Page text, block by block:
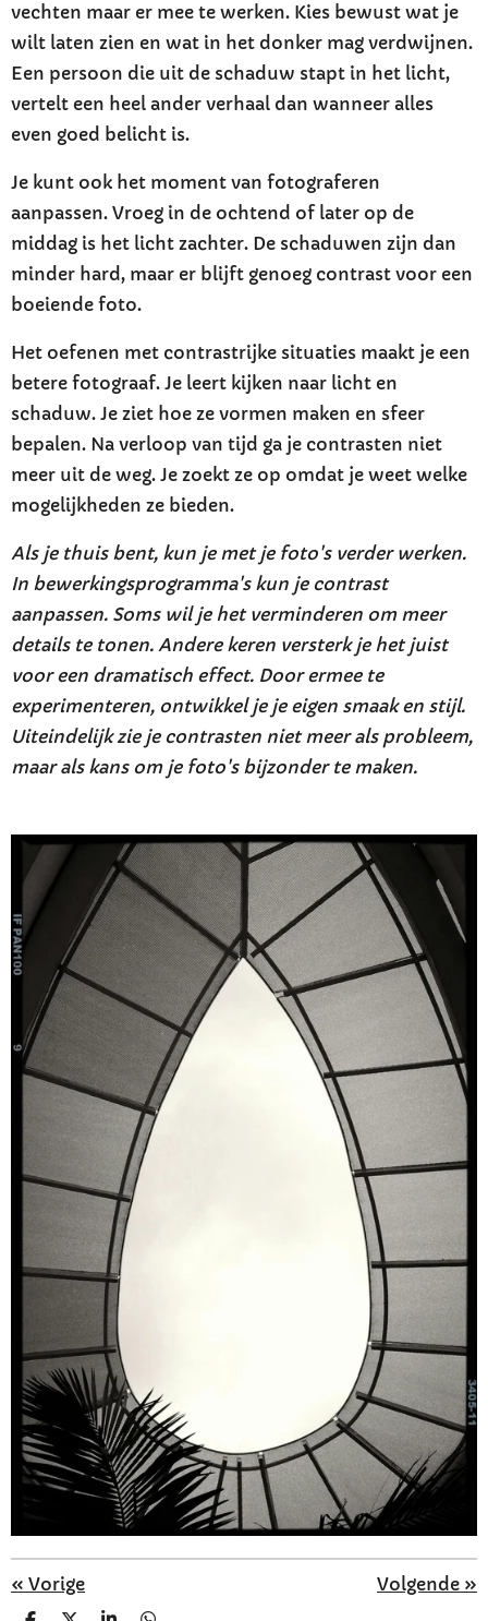
vechten maar er mee te werken. Kies bewust wat je
wilt laten zien en wat in het donker mag verdwijnen.
Een persoon die uit de schaduw stapt in het licht,
vertelt een heel ander verhaal dan wanneer alles
even goed belicht is.
Je kunt ook het moment van fotograferen
aanpassen. Vroeg in de ochtend of later op de
middag is het licht zachter. De schaduwen zijn dan
minder hard, maar er blijft genoeg contrast voor een
boeiende foto.
Het oefenen met contrastrijke situaties maakt je een
betere fotograaf. Je leert kijken naar licht en
schaduw. Je ziet hoe ze vormen maken en sfeer
bepalen. Na verloop van tijd ga je contrasten niet
meer uit de weg. Je zoekt ze op omdat je weet welke
mogelijkheden ze bieden.
Als je thuis bent, kun je met je foto's verder werken.
In bewerkingsprogramma's kun je contrast
aanpassen. Soms wil je het verminderen om meer
details te tonen. Andere keren versterk je het juist
voor een dramatisch effect. Door ermee te
experimenteren, ontwikkel je je eigen smaak en stijl.
Uiteindelijk zie je contrasten niet meer als probleem,
maar als kans om je foto's bijzonder te maken.
« Vorige Volgende »